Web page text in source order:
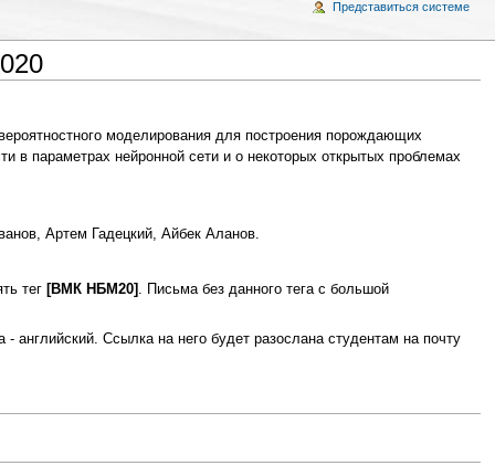
моделирования для построения порождающих
параметрах нейронной сети и о некоторых открытых проблемах
Артем Гадецкий, Айбек Аланов.
тег [ВМК НБМ20] . Письма без данного тега с большой
английский. Ссылка на него будет разослана студентам на почту
Представиться системе